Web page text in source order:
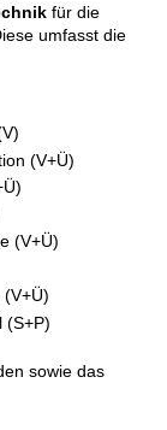
für die
umfasst die
(V+Ü)
(V+Ü)
(S+P)
sowie das